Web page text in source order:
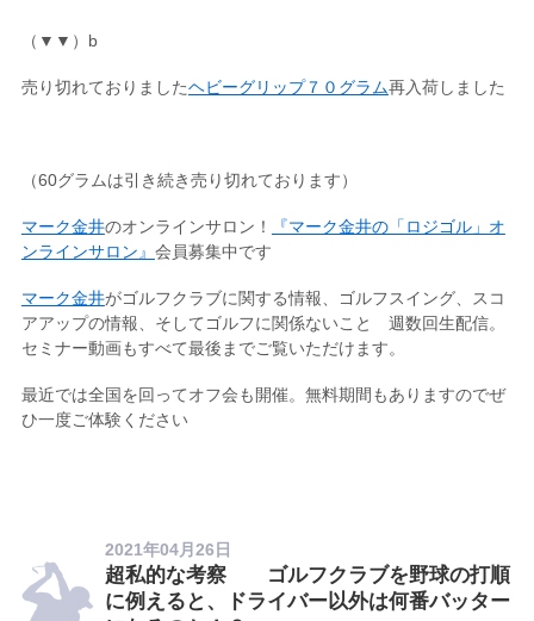
（▼▼）b
売り切れておりましたヘビーグリップ７０グラム再入荷しました
（60グラムは引き続き売り切れております）
マーク金井のオンラインサロン！
『マーク金井の「ロジゴル」オ
ンラインサロン』 会員募集中です
マーク金井がゴルフクラブに関する情報、ゴルフスイング、スコ
アアップの情報、そしてゴルフに関係ないこと 週数回生配信。
セミナー動画もすべて最後までご覧いただけます。
最近では全国を回ってオフ会も開催。無料期間もありますのでぜ
ひ一度ご体験ください
2021年04月26日
超私的な考察 ゴルフクラブを野球の打順
に例えると、ドライバー以外は何番バッター